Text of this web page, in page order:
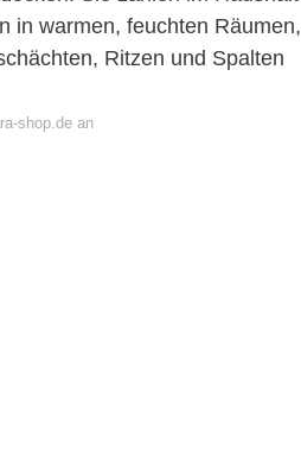
in warmen, feuchten Räumen,
Ritzen und Spalten
shop.de an